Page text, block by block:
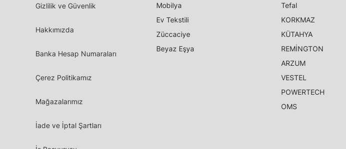
Gizlilik ve Güvenlik
Hakkımızda
Banka Hesap Numaraları
Çerez Politikamız
Mağazalarımız
İade ve İptal Şartları
Mobilya
Ev Tekstili
Züccaciye
Beyaz Eşya
Tefal
KORKMAZ
KÜTAHYA
REMİNGTON
ARZUM
VESTEL
POWERTECH
OMS